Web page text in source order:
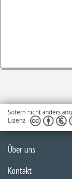
Sofern nicht anders
Lizenz
Über uns
Kontakt